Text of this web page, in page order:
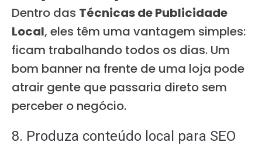
Dentro das Técnicas de Publicidade
Local, eles têm uma vantagem simples:
ficam trabalhando todos os dias. Um
bom banner na frente de uma loja pode
atrair gente que passaria direto sem
perceber o negócio.
8. Produza conteúdo local para SEO